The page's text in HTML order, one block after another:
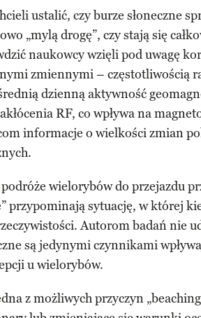
ustalić, czy burze słoneczne
„mylą drogę”, czy stają się
naukowcy wzięli pod uwagę
zmiennymi – częstotliwością
dzienną aktywność
RF, co wpływa na
informacje o wielkości zmian
wielorybów do przejazdu
przypominają sytuację, w której
Autorom badań nie
są jedynymi czynnikami
u wielorybów.
z możliwych przyczyn